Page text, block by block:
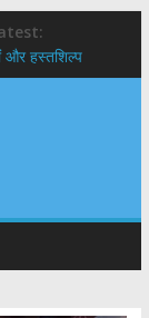
और हस्तशिल्प
क्षत्रिय जागरण
ने
किया आवाह्न
धामी के निर्देश
करोड़ 32 लाख